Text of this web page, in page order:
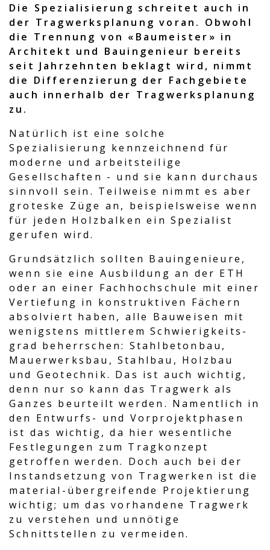
Die Spezialisierung schreitet auch in
der Tragwerksplanung voran. Obwohl
die Trennung von «Baumeister» in
Architekt und Bauingenieur bereits
seit Jahrzehnten beklagt wird, nimmt
die Differenzierung der Fachgebiete
auch innerhalb der Tragwerksplanung
zu.
Natürlich ist eine solche
Spezialisierung kennzeichnend für
moderne und arbeitsteilige
Gesellschaften - und sie kann durchaus
sinnvoll sein. Teilweise nimmt es aber
groteske Züge an, beispielsweise wenn
für jeden Holzbalken ein Spezialist
gerufen wird.
Grundsätzlich sollten Bauingenieure,
wenn sie eine Ausbildung an der ETH
oder an einer Fachhochschule mit einer
Vertiefung in konstruktiven Fächern
absolviert haben, alle Bauweisen mit
wenigstens mittlerem Schwierigkeits-
grad beherrschen: Stahlbetonbau,
Mauerwerksbau, Stahlbau, Holzbau
und Geotechnik. Das ist auch wichtig,
denn nur so kann das Tragwerk als
Ganzes beurteilt werden. Namentlich in
den Entwurfs- und Vorprojektphasen
ist das wichtig, da hier wesentliche
Festlegungen zum Tragkonzept
getroffen werden. Doch auch bei der
Instandsetzung von Tragwerken ist die
material-übergreifende Projektierung
wichtig; um das vorhandene Tragwerk
zu verstehen und unnötige
Schnittstellen zu vermeiden.